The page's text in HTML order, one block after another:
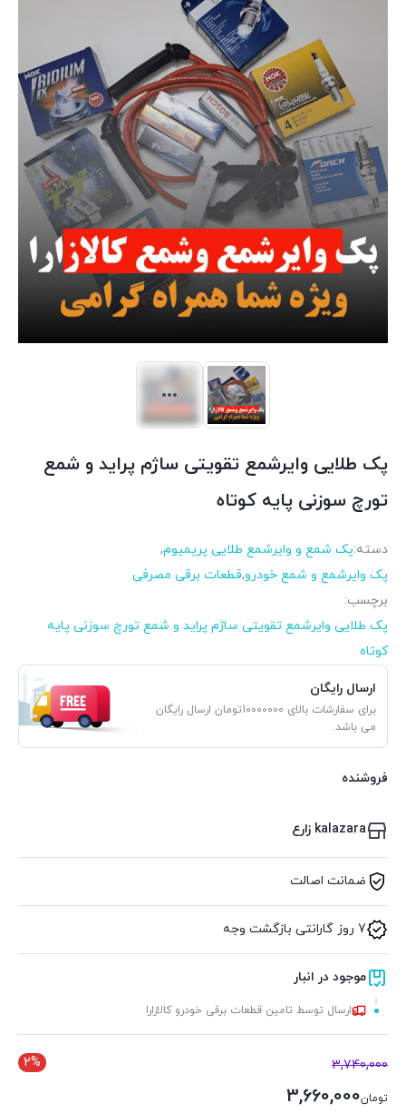
پک طلایی وایرشمع تقویتی ساژم پراید و شمع
تورچ سوزنی پایه کوتاه
دسته:پک شمع و وایرشمع طلایی پریمیوم,
پک وایرشمع و شمع خودرو,قطعات برقی مصرفی
برچسب:
پک طلایی وایرشمع تقویتی ساژم پراید و شمع تورچ سوزنی پایه
کوتاه
ارسال رایگان
برای سفارشات بالای 10000000تومان ارسال رایگان
می باشد.
فروشنده
kalazara زارع
ضمانت اصالت
7 روز گارانتی بازگشت وجه
موجود در انبار
ارسال توسط تامین قطعات برقی خودرو کالازارا
2% 3,740,000
تومان3,660,000